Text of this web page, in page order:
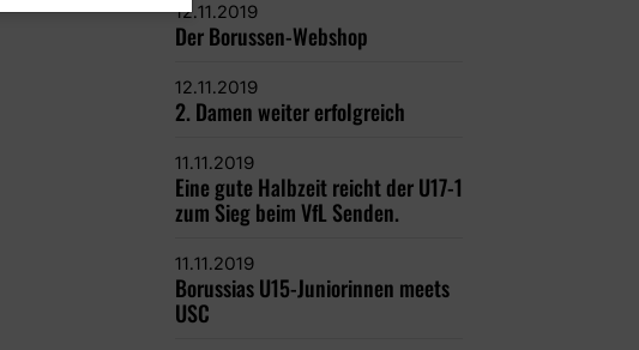
12.11.2019
Der Borussen-Webshop
12.11.2019
2. Damen weiter erfolgreich
11.11.2019
Eine gute Halbzeit reicht der U17-1
zum Sieg beim VfL Senden.
11.11.2019
Borussias U15-Juniorinnen meets
USC